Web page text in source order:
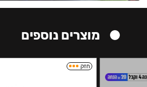
מוצרים נוספים
חזק